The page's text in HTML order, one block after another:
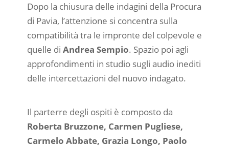
Dopo la chiusura delle indagini della Procura
di Pavia, l’attenzione si concentra sulla
compatibilità tra le impronte del colpevole e
quelle di Andrea Sempio. Spazio poi agli
approfondimenti in studio sugli audio inediti
delle intercettazioni del nuovo indagato.
Il parterre degli ospiti è composto da
Roberta Bruzzone, Carmen Pugliese,
Carmelo Abbate, Grazia Longo, Paolo